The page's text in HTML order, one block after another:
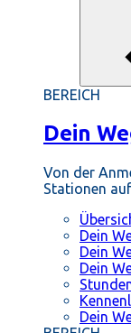
BEREICH
Dein
Von der
Stationen
Dein
Dein
Dein
Dein